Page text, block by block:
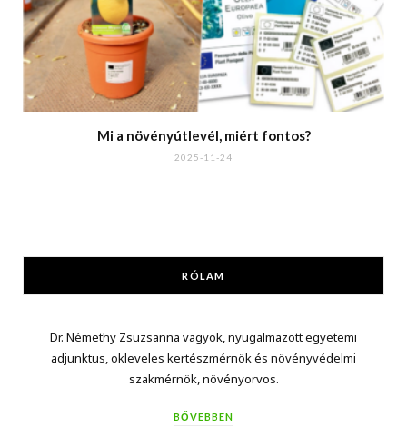
Mi a növényútlevél, miért fontos?
2025-11-24
RÓLAM
Dr. Némethy Zsuzsanna vagyok, nyugalmazott egyetemi
adjunktus, okleveles kertészmérnök és növényvédelmi
szakmérnök, növényorvos.
BŐVEBBEN